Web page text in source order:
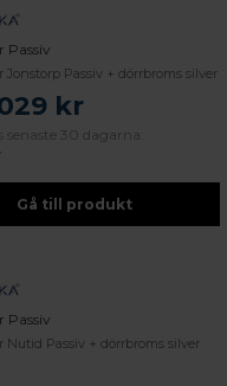
Passiv
Jonstorp Passiv + dörrbroms silver
kr
senaste 30 dagarna:
Gå till produkt
Passiv
Nutid Passiv + dörrbroms silver